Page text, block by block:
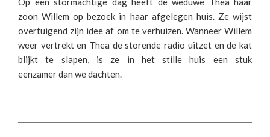
zoon Willem op bezoek in haar afgelegen huis. Ze wijst
overtuigend zijn idee af om te verhuizen. Wanneer Willem
weer vertrekt en Thea de storende radio uitzet en de kat
blijkt te slapen, is ze in het stille huis een stuk
eenzamer dan we dachten.